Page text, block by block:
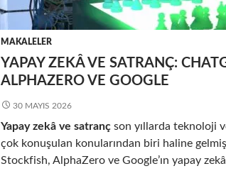
MAKALELER
YAPAY ZEKÂ VE SATRANÇ:
ALPHAZERO VE GOOGLE
30 MAYIS 2026
Yapay zekâ ve satranç son yıllarda teknoloji
çok konuşulan konularından biri haline
Stockfish, AlphaZero ve Google’ın yapay